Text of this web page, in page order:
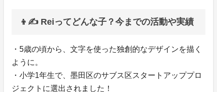
👦✍️ Reiってどんな子？今までの活動や実績
・5歳の頃から、文字を使った独創的なデザインを描く
ように。
・小学1年生で、墨田区のサブス区スタートアッププロ
ジェクトに選出されました！